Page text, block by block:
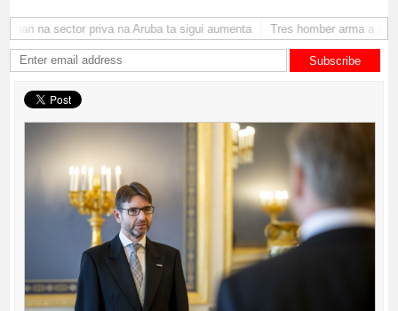
na sector priva na Aruba ta sigui aumenta Tres homber arma a
Subscribe